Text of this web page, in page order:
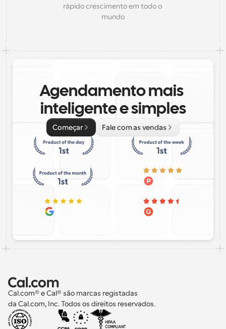
rápido crescimento em todo o
mundo
Agendamento mais
inteligente e simples
Começar Fale com as vendas
Cal.com® e Cal® são marcas registadas
da Cal.com, Inc. Todos os direitos reservados.